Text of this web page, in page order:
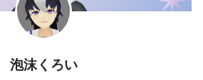
泡沫くろい